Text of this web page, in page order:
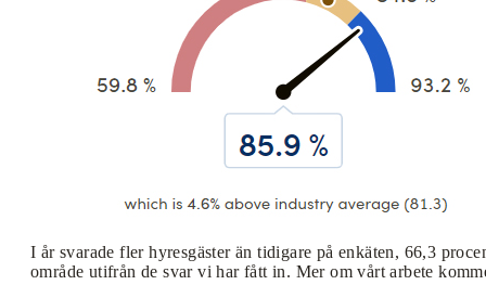
I år svarade fler hyresgäster än tidigare på enkäten, 66,3
område utifrån de svar vi har fått in. Mer om vårt arbete